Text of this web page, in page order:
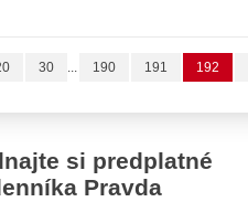
30 ... 190 191 192
si predplatné
Pravda